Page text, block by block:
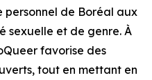
de Boréal aux
sexuelle et de genre. À
favorise des
tout en mettant en